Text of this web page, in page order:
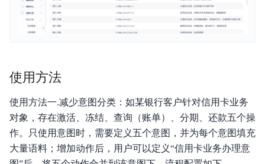
常见问题
使用方法
使用方法一.减少意图分类：如某银行客户针对信用卡业务
对象，存在激活、冻结、查询（账单）、分期、还款五个操
作。只使用意图时，需要定义五个意图，并为每个意图填充
大量语料；增加动作后，用户可以定义“信用卡业务办理意